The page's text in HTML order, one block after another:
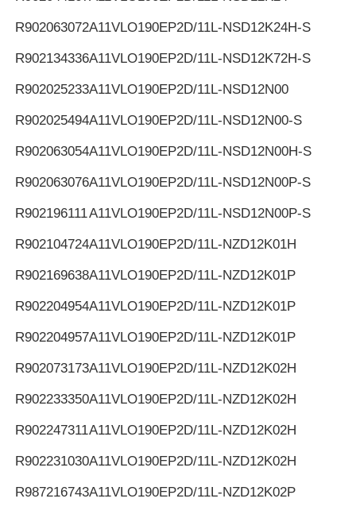
R902063072A11VLO190EP2D/11L-NSD12K24H-S
R902134336A11VLO190EP2D/11L-NSD12K72H-S
R902025233A11VLO190EP2D/11L-NSD12N00
R902025494A11VLO190EP2D/11L-NSD12N00-S
R902063054A11VLO190EP2D/11L-NSD12N00H-S
R902063076A11VLO190EP2D/11L-NSD12N00P-S
R902196111A11VLO190EP2D/11L-NSD12N00P-S
R902104724A11VLO190EP2D/11L-NZD12K01H
R902169638A11VLO190EP2D/11L-NZD12K01P
R902204954A11VLO190EP2D/11L-NZD12K01P
R902204957A11VLO190EP2D/11L-NZD12K01P
R902073173A11VLO190EP2D/11L-NZD12K02H
R902233350A11VLO190EP2D/11L-NZD12K02H
R902247311A11VLO190EP2D/11L-NZD12K02H
R902231030A11VLO190EP2D/11L-NZD12K02H
R987216743A11VLO190EP2D/11L-NZD12K02P